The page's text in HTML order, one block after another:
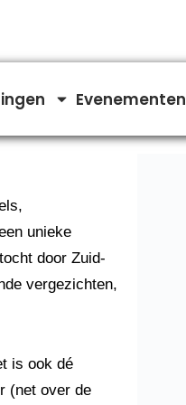
Evenementen
unieke
door Zuid-
vergezichten,
is ook dé
(net over de